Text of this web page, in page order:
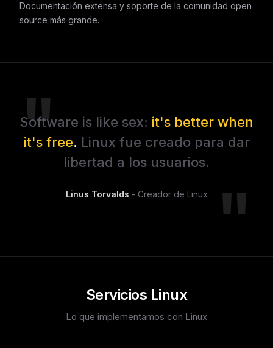
Documentación extensa y soporte de la comunidad open
source más grande.
Software is like sex: it's better when
it's free. Linux fue creado para dar
libertad a los usuarios.
Linus Torvalds - Creador de Linux
Servicios Linux
Lo que implementamos con Linux